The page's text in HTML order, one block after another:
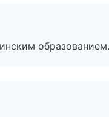
образованием.